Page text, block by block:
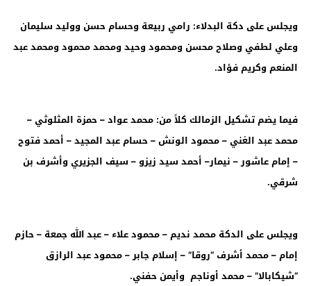
ويجلس على دكة البدلاء: ‏رامي ربيعة وحسام حسن ووليد سليمان
وعلي لطفي وصلاح محسن ومحمود وحيد ومحمد محمود ومحمد عبد
المنعم وكريم فؤاد.
فيما يضم تشكيل الزمالك كلاً من: محمد عواد – حمزة المثلوثي –
محمد عبد الغني – محمود الونش – حسام عبد المجيد – أحمد فتوح
– إمام عاشور – نيمار– أحمد سيد زيزو – سيف الجزيري وأشرف بن
شرقي.
ويجلس على الدكة محمد نديم – محمود علاء – عبد الله جمعة – حازم
إمام – محمد أشرف “روقا” – إسلام جابر – محمود عبد الرازق
“شيكابالا” – محمد أوناجم وأيمن حفني.